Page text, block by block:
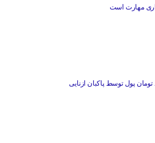
داری مهارت است
تومان پول توسط پاکبان ازنایی